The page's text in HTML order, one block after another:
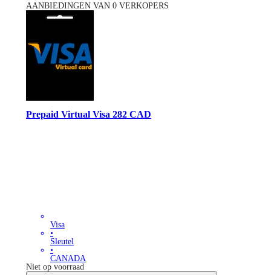
AANBIEDINGEN VAN 0 VERKOPERS
Prepaid Virtual Visa 282 CAD
Visa
•
Sleutel
•
CANADA
Niet op voorraad